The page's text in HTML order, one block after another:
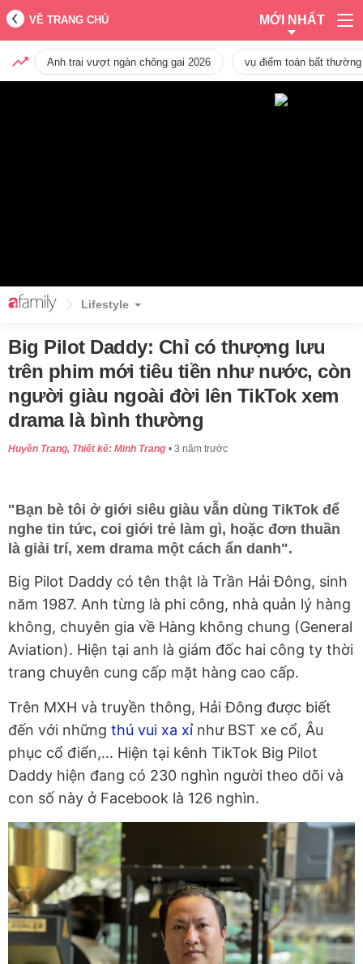
VỀ TRANG CHỦ MỚI NHẤT
Anh trai vượt ngàn chông gai 2026 vụ điểm toán bất
Lifestyle
Big Pilot Daddy: Chỉ có thượng lưu
trên phim mới tiêu tiền như nước, còn
người giàu ngoài đời lên TikTok xem
drama là bình thường
Huyền Trang, Thiết kế: Minh Trang 3 năm trước
"Bạn bè tôi ở giới siêu giàu vẫn dùng TikTok để
nghe tin tức, coi giới trẻ làm gì, hoặc đơn thuần
là giải trí, xem drama một cách ẩn danh".
Big Pilot Daddy có tên thật là Trần Hải Đông, sinh
năm 1987. Anh từng là phi công, nhà quản lý hàng
không, chuyên gia về Hàng không chung (General
Aviation). Hiện tại anh là giám đốc hai công ty thời
trang chuyên cung cấp mặt hàng cao cấp.
Trên MXH và truyền thông, Hải Đông được biết
đến với những thú vui xa xỉ như BST xe cổ, Âu
phục cổ điển,... Hiện tại kênh TikTok Big Pilot
Daddy hiện đang có 230 nghìn người theo dõi và
con số này ở Facebook là 126 nghìn.